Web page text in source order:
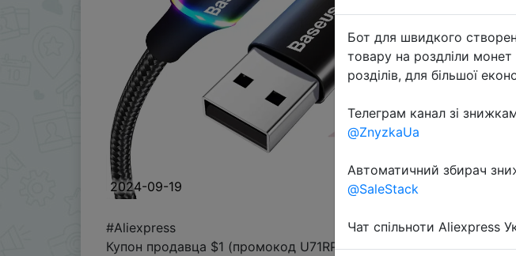
2024-09-19
#Aliexpress
Купон продавца $1 (промокод U71RP41W52VO) + монетки 173 -
Бот для швидкого
товару на роздліли
розділів, для більшої
Телеграм канал зі
@ZnyzkaUa
Автоматичний збирач
@SaleStack
Чат спільноти Aliexpress